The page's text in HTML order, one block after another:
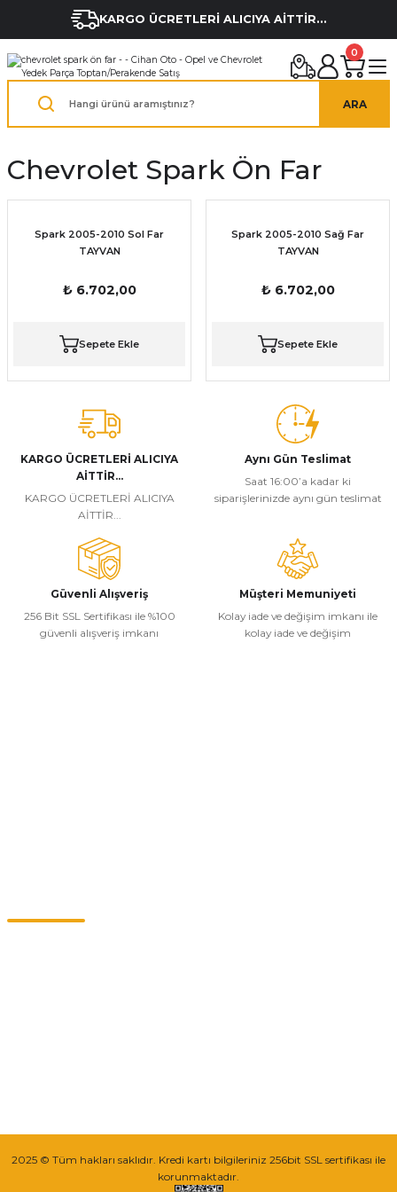
KARGO ÜCRETLERİ ALICIYA AİTTİR...
ARA
0
Chevrolet Spark Ön Far
Spark 2005-2010 Sol Far
TAYVAN
₺ 6.702,00
Sepete Ekle
Spark 2005-2010 Sağ Far
TAYVAN
₺ 6.702,00
Sepete Ekle
KARGO ÜCRETLERİ ALICIYA
AİTTİR...
KARGO ÜCRETLERİ ALICIYA
AİTTİR...
Aynı Gün Teslimat
Saat 16:00’a kadar ki
siparişlerinizde aynı gün teslimat
Güvenli Alışveriş
256 Bit SSL Sertifikası ile %100
güvenli alışveriş imkanı
Müşteri Memuniyeti
Kolay iade ve değişim imkanı ile
kolay iade ve değişim
2025 © Tüm hakları saklıdır. Kredi kartı bilgileriniz 256bit SSL sertifikası ile
korunmaktadır.